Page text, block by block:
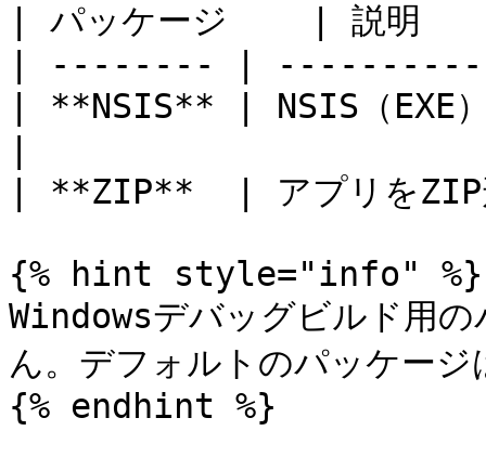
| パッケージ    |
| -------- |
| **NSIS** | NSIS（EXE）
| **ZIP**  | アプリを
{% hint style="info" %}
Windowsデバッグビルド用
ん。デフォルトのパッケー
{% endhint %}